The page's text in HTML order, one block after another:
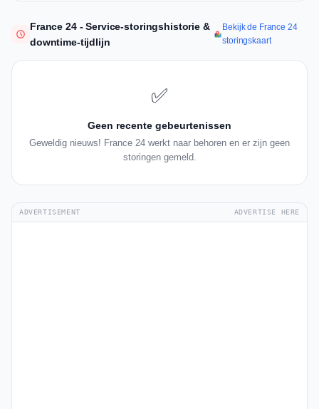
France 24 - Service-storingshistorie &
downtime-tijdlijn
Bekijk de France 24
storingskaart
✅
Geen recente gebeurtenissen
Geweldig nieuws! France 24 werkt naar behoren en er zijn geen
storingen gemeld.
ADVERTISEMENT ADVERTISE HERE